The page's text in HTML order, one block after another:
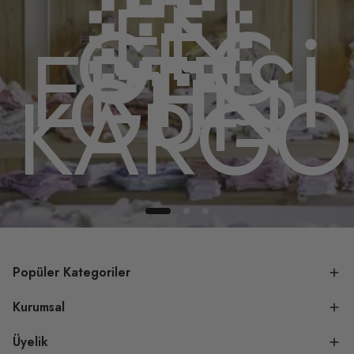
EN
GEÇ
ERTESİ
GÜN
Popüler Kategoriler
Kurumsal
Üyelik